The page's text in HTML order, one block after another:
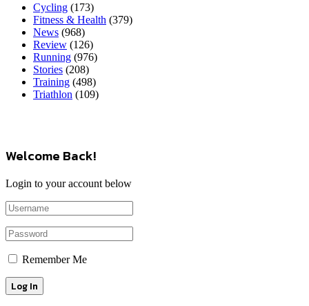
Cycling (173)
Fitness & Health (379)
News (968)
Review (126)
Running (976)
Stories (208)
Training (498)
Triathlon (109)
Welcome Back!
Login to your account below
Remember Me